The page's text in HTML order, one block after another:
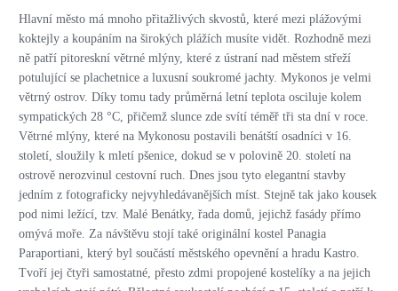
Hlavní město má mnoho přitažlivých skvostů, které mezi plážovými
koktejly a koupáním na širokých plážích musíte vidět. Rozhodně mezi
ně patří pitoreskní větrné mlýny, které z ústraní nad městem střeží
potulující se plachetnice a luxusní soukromé jachty. Mykonos je velmi
větrný ostrov. Díky tomu tady průměrná letní teplota osciluje kolem
sympatických 28 °C, přičemž slunce zde svítí téměř tři sta dní v roce.
Větrné mlýny, které na Mykonosu postavili benátští osadníci v 16.
století, sloužily k mletí pšenice, dokud se v polovině 20. století na
ostrově nerozvinul cestovní ruch. Dnes jsou tyto elegantní stavby
jedním z fotograficky nejvyhledávanějších míst. Stejně tak jako kousek
pod nimi ležící, tzv. Malé Benátky, řada domů, jejichž fasády přímo
omývá moře. Za návštěvu stojí také originální kostel Panagia
Paraportiani, který byl součástí městského opevnění a hradu Kastro.
Tvoří jej čtyři samostatné, přesto zdmi propojené kostelíky a na jejich